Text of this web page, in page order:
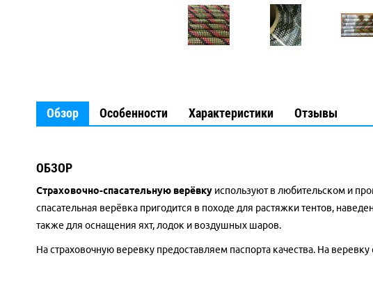
Обзор Особенности Характеристики Отзывы
ОБЗОР
Страховочно-спасательную верёвку используют в любительском и
спасательная верёвка пригодится в походе для растяжки тентов,
также для оснащения яхт, лодок и воздушных шаров.
На страховочную веревку предоставляем паспорта качества. На